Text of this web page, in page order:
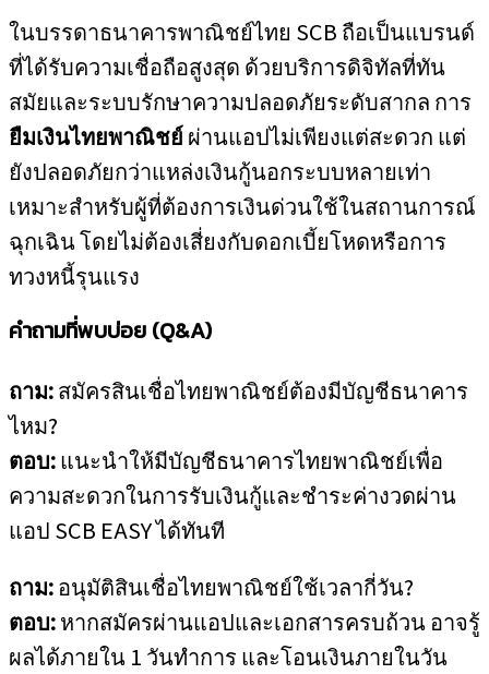
ในบรรดาธนาคารพาณิชย์ไทย SCB ถือเป็นแบรนด์
ที่ได้รับความเชื่อถือสูงสุด ด้วยบริการดิจิทัลที่ทัน
สมัยและระบบรักษาความปลอดภัยระดับสากล การ
ยืมเงินไทยพาณิชย์ผ่านแอปไม่เพียงแต่สะดวก แต่
ยังปลอดภัยกว่าแหล่งเงินกู้นอกระบบหลายเท่า
เหมาะสำหรับผู้ที่ต้องการเงินด่วนใช้ในสถานการณ์
ฉุกเฉิน โดยไม่ต้องเสี่ยงกับดอกเบี้ยโหดหรือการ
ทวงหนี้รุนแรง
คำถามที่พบบ่อย (Q&A)
ถาม:สมัครสินเชื่อไทยพาณิชย์ต้องมีบัญชีธนาคาร
ไหม?
ตอบ:แนะนำให้มีบัญชีธนาคารไทยพาณิชย์เพื่อ
ความสะดวกในการรับเงินกู้และชำระค่างวดผ่าน
แอป SCB EASY ได้ทันที
ถาม:อนุมัติสินเชื่อไทยพาณิชย์ใช้เวลากี่วัน?
ตอบ:หากสมัครผ่านแอปและเอกสารครบถ้วน อาจรู้
ผลได้ภายใน 1 วันทำการ และโอนเงินภายในวัน